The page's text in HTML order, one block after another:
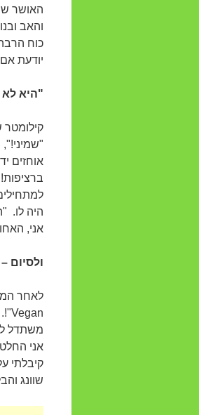
האושר
והאב
כוח
יודעת
"היא
קילומטר
"שמיני!",
אוחזים
היה לו.
אני,
ולסיום
משתדל
אני
קיבלתי
שוונג